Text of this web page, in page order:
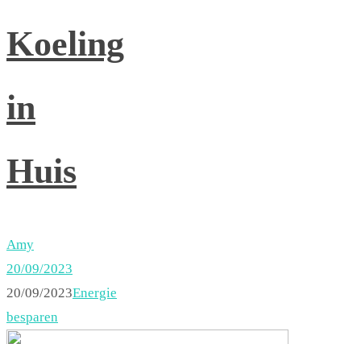
Koeling
in
Huis
Amy
20/09/2023
20/09/2023Energie
besparen